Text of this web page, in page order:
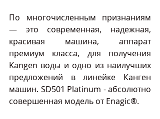
По многочисленным признаниям
— это современная, надежная,
красивая машина, аппарат
премиум класса, для получения
Kangen воды и одно из наилучших
предложений в линейке Канген
машин. SD501 Platinum - абсолютно
совершенная модель от Enagic®.